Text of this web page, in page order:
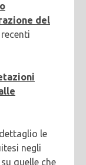
del
le
negli
quelle che